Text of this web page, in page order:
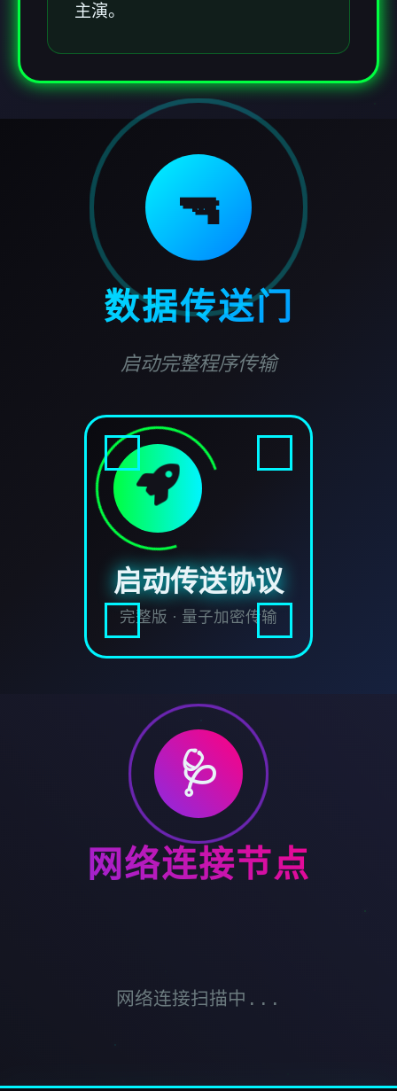
主演。
🔫
数据传送门
启动完整程序传输
启动传送协议
完整版 · 量子加密传输
🩺
网络连接节点
网络连接扫描中...